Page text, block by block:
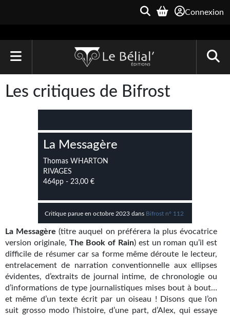
Connexion
Le Bélial'
Une Heure-Lumière
Archive du Futur
Quarante-Deux
Kvasar
Pulps
Wotan
Étoiles vives
Les critiques de Bifrost
La Messagère
Thomas WHARTON
RIVAGES
464pp - 23,00 €
Critique parue en octobre 2023 dans Bifrost n° 112
La Messagère (titre auquel on préférera la plus évocatrice
version originale, The Book of Rain) est un roman qu’il est
difficile de résumer car sa forme même déroute le lecteur,
entrelacement de narration conventionnelle aux ellipses
évidentes, d’extraits de journal intime, de chronologie ou
d’informations de type journalistiques mises bout à bout…
et même d’un texte écrit par un oiseau ! Disons que l’on
suit grosso modo l’histoire, d’une part, d’Alex, qui essaye